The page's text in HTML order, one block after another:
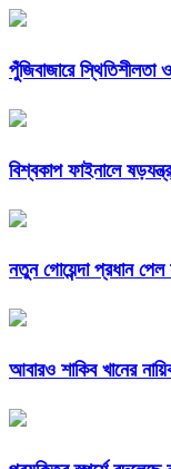
পুঁজিবাজারে
বিশ্বকাপ ফাইনালে
নতুন গোয়েন্দা প্রধান পেল
আবারও শাকিব খানের